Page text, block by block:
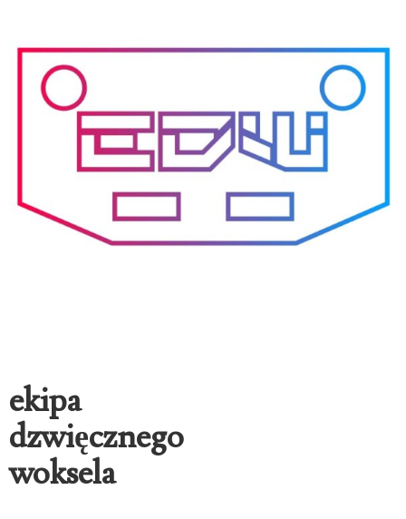
ekipa
dzwięcznego
woksela